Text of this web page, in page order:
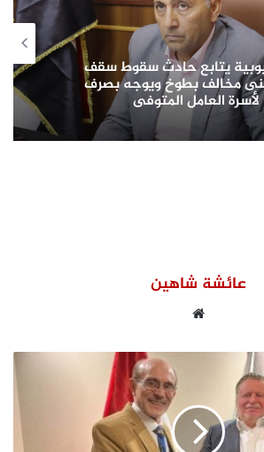
يتابع حادث سقوط سقف
مبنى مخالف بطوخ ويوجه بصرف
العامل المتوفى
عائشة شاهين